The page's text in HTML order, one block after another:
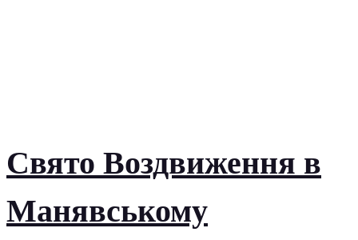
Свято Воздвиження в
Манявському